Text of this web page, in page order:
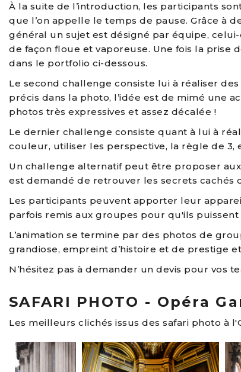
À la suite de l’introduction, les participants
que l’on appelle le temps de pause. Grâce à
général un sujet est désigné par équipe,
de façon floue et vaporeuse. Une fois la prise
dans le portfolio ci-dessous.
Le second challenge consiste lui à réaliser
précis dans la photo, l’idée est de mimé une
photos très expressives et assez décalée !
Le dernier challenge consiste quant à lui à
couleur, utiliser les perspective, la règle de 3,
Un challenge alternatif peut être proposer aux
est demandé de retrouver les secrets cachés
Les participants peuvent apporter leur
parfois remis aux groupes pour qu'ils
L’animation se termine par des photos de
grandiose, empreint d’histoire et de prestige
N’hésitez pas à demander un devis pour vos
SAFARI PHOTO - Opéra
Les meilleurs clichés issus des safari photo à